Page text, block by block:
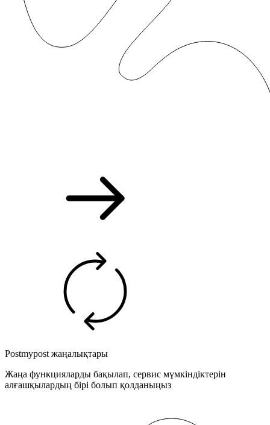
Postmypost жаңалықтары
Жаңа функцияларды бақылап, сервис мүмкіндіктерін
алғашқылардың бірі болып қолданыңыз